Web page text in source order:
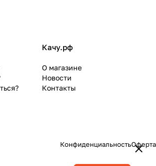
Качу.рф
О магазине
Новости
Контакты
КонфиденциальностьОферта